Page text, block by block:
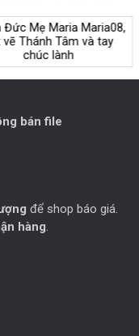
Đức Mẹ Maria Maria08,
vẽ Thánh Tâm và tay
chúc lành
bán file
để shop báo giá.
hàng.